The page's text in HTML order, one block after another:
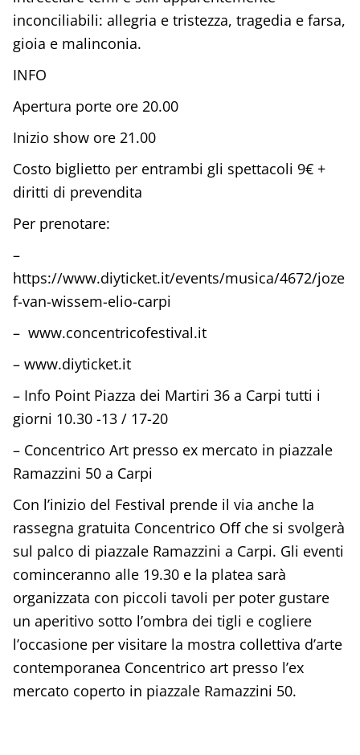
inconciliabili: allegria e tristezza, tragedia e farsa,
gioia e malinconia.
INFO
Apertura porte ore 20.00
Inizio show ore 21.00
Costo biglietto per entrambi gli spettacoli 9€ +
diritti di prevendita
Per prenotare:
–
https://www.diyticket.it/events/musica/4672/joze
f-van-wissem-elio-carpi
– www.concentricofestival.it
– www.diyticket.it
– Info Point Piazza dei Martiri 36 a Carpi tutti i
giorni 10.30 -13 / 17-20
– Concentrico Art presso ex mercato in piazzale
Ramazzini 50 a Carpi
Con l’inizio del Festival prende il via anche la
rassegna gratuita Concentrico Off che si svolgerà
sul palco di piazzale Ramazzini a Carpi. Gli eventi
cominceranno alle 19.30 e la platea sarà
organizzata con piccoli tavoli per poter gustare
un aperitivo sotto l’ombra dei tigli e cogliere
l’occasione per visitare la mostra collettiva d’arte
contemporanea Concentrico art presso l’ex
mercato coperto in piazzale Ramazzini 50.